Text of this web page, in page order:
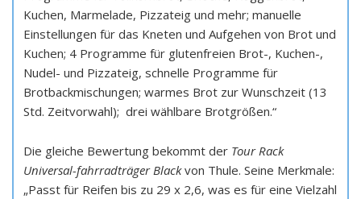
Kuchen, Marmelade, Pizzateig und mehr; manuelle
Einstellungen für das Kneten und Aufgehen von Brot und
Kuchen; 4 Programme für glutenfreien Brot-, Kuchen-,
Nudel- und Pizzateig, schnelle Programme für
Brotbackmischungen; warmes Brot zur Wunschzeit (13
Std. Zeitvorwahl); drei wählbare Brotgrößen.“
Die gleiche Bewertung bekommt der Tour Rack
Universal-fahrradträger Blackvon Thule. Seine Merkmale:
„Passt für Reifen bis zu 29 x 2,6, was es für eine Vielzahl